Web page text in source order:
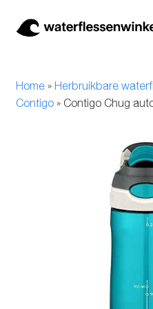
Ga
Ga
Bidons
Home» Herbruikbare
Contigo» Contigo Chug